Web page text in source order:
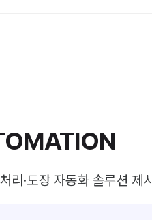
리·도장 자동화 솔루션 제시